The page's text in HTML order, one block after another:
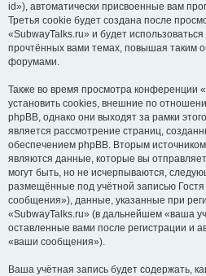
id»), автоматически присвоенные вам
Третья cookie будет создана после
«SubwayTalks.ru» и будет
прочтённых вами темах, повышая таким
форумами.
Также во время просмотра конференции
установить cookies, внешние по
phpBB, однако они выходят за рамки
является рассмотрение страниц,
обеспечением phpBB. Вторым
являются данные, которые вы
могут быть, но не исчерпываются,
размещённые под учётной записью
сообщения»), данные, указанные при
«SubwayTalks.ru» (в дальнейшем «ваша
оставленные вами после регистрации и
«ваши сообщения»).
Ваша учётная запись будет содержать,